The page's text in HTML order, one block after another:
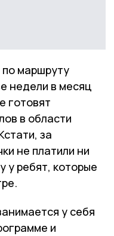
по маршруту
недели в месяц
готовят
в области
за
не платили ни
у ребят, которые
у себя
и